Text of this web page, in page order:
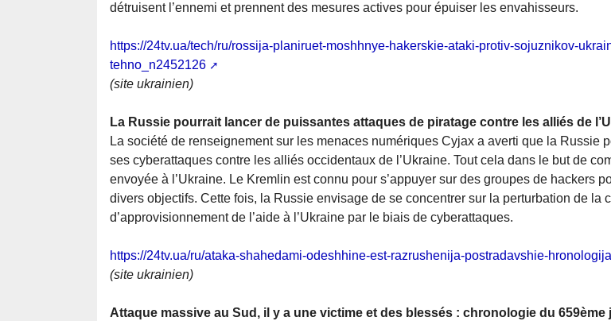
détruisent l’ennemi et prennent des mesures actives pour épuiser les envahisseurs.
https://24tv.ua/tech/ru/rossija-planiruet-moshhnye-hakerskie-ataki-protiv-sojuznikov-
tehno_n2452126
(site ukrainien)
La Russie pourrait lancer de puissantes attaques de piratage contre les alliés de
La société de renseignement sur les menaces numériques Cyjax a averti que la Russie
ses cyberattaques contre les alliés occidentaux de l’Ukraine. Tout cela dans le but de
envoyée à l’Ukraine. Le Kremlin est connu pour s’appuyer sur des groupes de hackers
divers objectifs. Cette fois, la Russie envisage de se concentrer sur la perturbation de la
d’approvisionnement de l’aide à l’Ukraine par le biais de cyberattaques.
https://24tv.ua/ru/ataka-shahedami-odeshhine-est-razrushenija-postradavshie-
(site ukrainien)
Attaque massive au Sud, il y a une victime et des blessés : chronologie du 659ème